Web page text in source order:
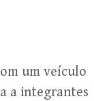
um veículo
a integrantes